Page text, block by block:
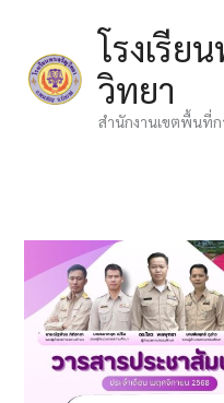
content
โรงเรีย
วิทยา
สำนักงานเขตพื้นที่